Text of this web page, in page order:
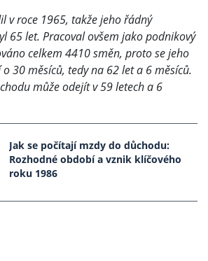
v roce 1965, takže jeho řádný
65 let. Pracoval ovšem jako podnikový
celkem 4410 směn, proto se jeho
30 měsíců, tedy na 62 let a 6 měsíců.
může odejít v 59 letech a 6
Jak se počítají mzdy do důchodu:
Rozhodné období a vznik klíčového
roku 1986